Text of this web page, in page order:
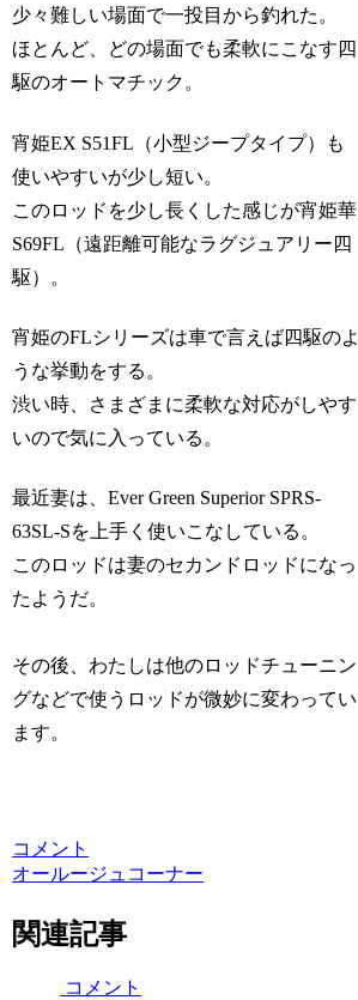
少々難しい場面で一投目から釣れた。
ほとんど、どの場面でも柔軟にこなす四
駆のオートマチック。
宵姫EX S51FL（小型ジープタイプ）も
使いやすいが少し短い。
このロッドを少し長くした感じが宵姫華
S69FL（遠距離可能なラグジュアリー四
駆）。
宵姫のFLシリーズは車で言えば四駆のよ
うな挙動をする。
渋い時、さまざまに柔軟な対応がしやす
いので気に入っている。
最近妻は、Ever Green Superior SPRS-
63SL-Sを上手く使いこなしている。
このロッドは妻のセカンドロッドになっ
たようだ。
その後、わたしは他のロッドチューニン
グなどで使うロッドが微妙に変わってい
ます。
コメント
オールージュコーナー
関連記事
コメント